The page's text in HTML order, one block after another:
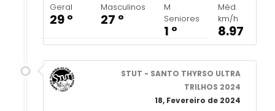
Geral
29 º
Masculinos
27 º
M
Seniores
1 º
Méd.
km/h
8.97
STUT - SANTO THYRSO ULTRA
TRILHOS 2024
18, Fevereiro de 2024